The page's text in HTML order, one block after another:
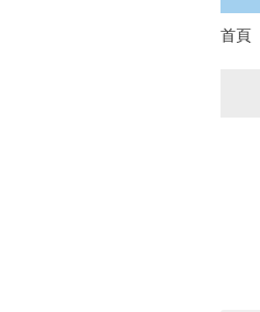
首頁